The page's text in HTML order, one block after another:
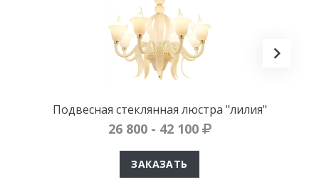
Подвесная стеклянная люстра "лилия"
26 800 - 42 100
ЗАКАЗАТЬ